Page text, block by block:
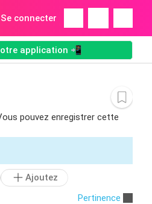
Se connecter
application 📲
pouvez enregistrer cette
Ajoutez
Pertinence